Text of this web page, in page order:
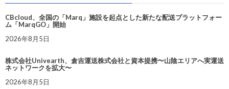
CBcloud、全国の「Marq」施設を起点とした新たな配送プラットフォー
ム「MarqGO」開始
2026年8月5日
株式会社Univearth、倉吉運送株式会社と資本提携〜山陰エリアへ実運送
ネットワークを拡大〜
2026年8月5日